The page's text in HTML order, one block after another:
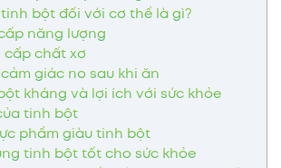
bột đối với cơ thể là gì?
năng lượng
cấp chất xơ
cảm giác no sau khi ăn
kháng và lợi ích với sức khỏe
tinh bột
phẩm giàu tinh bột
tinh bột tốt cho sức khỏe